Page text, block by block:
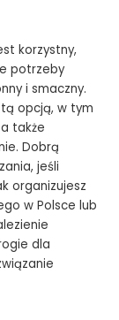
korzystny,
potrzeby
i smaczny.
opcją, w tym
także
Dobrą
jeśli
organizujesz
w Polsce lub
dla